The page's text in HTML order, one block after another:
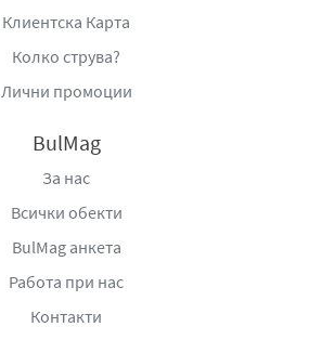
Клиентска Карта
Колко струва?
Лични промоции
BulMag
За нас
Всички обекти
BulMag анкета
Работа при нас
Контакти